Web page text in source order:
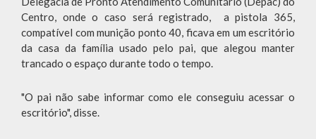
Centro, onde o caso será registrado, a pistola 365,
compatível com munição ponto 40, ficava em um escritório
da casa da família usado pelo pai, que alegou manter
trancado o espaço durante todo o tempo.
"O pai não sabe informar como ele conseguiu acessar o
escritório", disse.